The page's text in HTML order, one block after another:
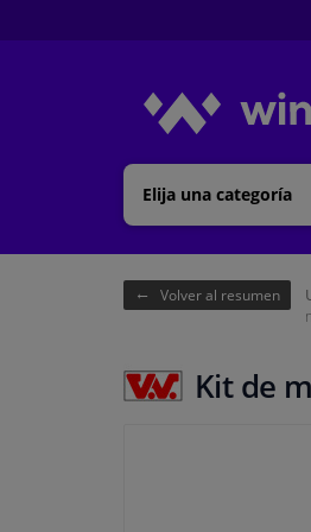
Elija una categoría
Volver al resumen
Kit de